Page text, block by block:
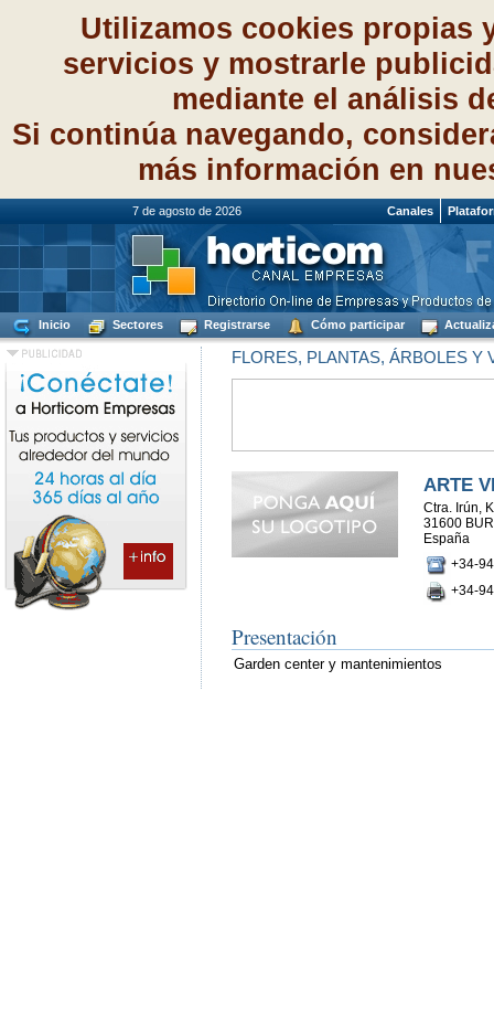
Utilizamos cookies propias
servicios y mostrarle
mediante el análisis
Si continúa navegando,
más información en
7 de agosto de 2026 Canales
Inicio Sectores Registrarse Cómo participar
FLORES, PLANTAS, ÁRBOLES Y
ARTE
Ctra. Irún,
31600
España
+34-
+34-
Presentación
Garden center y mantenimientos